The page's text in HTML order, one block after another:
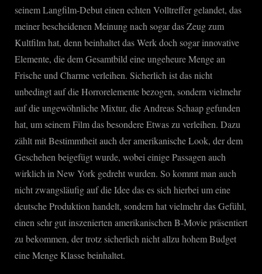
seinem Langfilm-Debut einen echten Volltreffer gelandet, das
meiner bescheidenen Meinung nach sogar das Zeug zum
Kultfilm hat, denn beinhaltet das Werk doch sogar innovative
Elemente, die dem Gesamtbild eine ungeheure Menge an
Frische und Charme verleihen. Sicherlich ist das nicht
unbedingt auf die Horrorelemente bezogen, sondern vielmehr
auf die ungewöhnliche Mixtur, die Andreas Schaap gefunden
hat, um seinem Film das besondere Etwas zu verleihen. Dazu
zählt mit Bestimmtheit auch der amerikanische Look, der dem
Geschehen beigefügt wurde, wobei einige Passagen auch
wirklich in New York gedreht wurden. So kommt man auch
nicht zwangsläufig auf die Idee das es sich hierbei um eine
deutsche Produktion handelt, sondern hat vielmehr das Gefühl,
einen sehr gut inszenierten amerikanischen B-Movie präsentiert
zu bekommen, der trotz sicherlich nicht allzu hohem Budget
eine Menge Klasse beinhaltet.